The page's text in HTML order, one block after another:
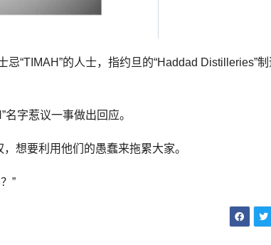
“TIMAH”的人士，指约旦的“Haddad Distilleries”制
字惹议一事做出回应。
想要利用他们的愚蠢来拖累大家。
”